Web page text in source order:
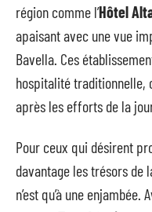
région comme l’Hôtel
apaisant avec une vue
Bavella. Ces
hospitalité traditionnelle,
après les efforts de la
Pour ceux qui désirent
davantage les trésors de
n’est qu’à une